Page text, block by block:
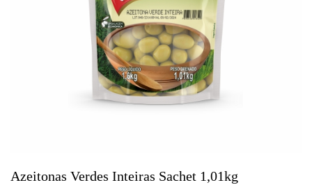
Azeitonas Verdes Inteiras Sachet 1,01kg